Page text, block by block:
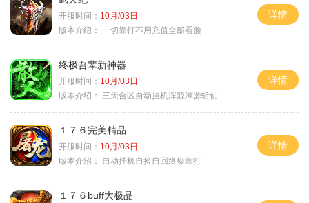
开服时间： 10月/03日
版本介绍： 一切靠打不用充值全部看脸
详情
终极吾辈新神器
开服时间： 10月/03日
版本介绍：
三天合区自动挂机浑源渾源斩仙
详情
１７６完美精品
开服时间： 10月/03日
版本介绍：
自动挂机自捡自回终极靠打
详情
１７６buff大极品